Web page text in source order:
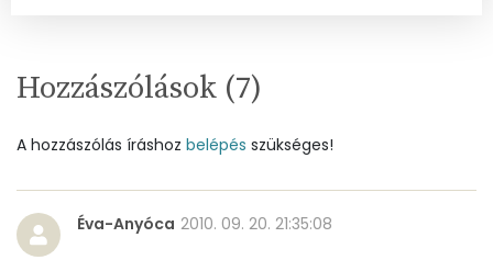
Összesen
B12 Vitamin:
Hozzászólások (7)
A hozzászólás íráshoz belépés szükséges!
Éva-Anyóca 2010. 09. 20. 21:35:08